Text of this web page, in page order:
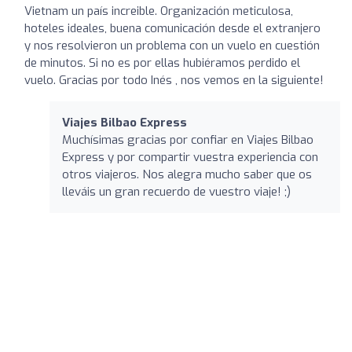
Vietnam un país increible. Organización meticulosa,
hoteles ideales, buena comunicación desde el extranjero
y nos resolvieron un problema con un vuelo en cuestión
de minutos. Si no es por ellas hubiéramos perdido el
vuelo. Gracias por todo Inés , nos vemos en la siguiente!
Viajes Bilbao Express
Muchísimas gracias por confiar en Viajes Bilbao
Express y por compartir vuestra experiencia con
otros viajeros. Nos alegra mucho saber que os
lleváis un gran recuerdo de vuestro viaje! ;)